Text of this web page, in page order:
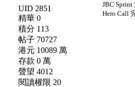
UID 2851
精華 0
積分 113
帖子 70727
港元 10089 萬
存款 0 萬
聲望 4012
閱讀權限 20
JBC Sprint
Hero Call